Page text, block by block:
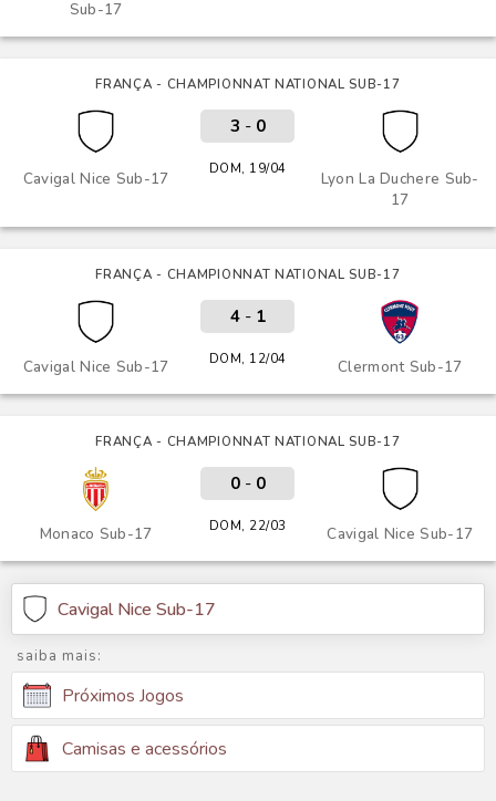
Sub-17
FRANÇA - CHAMPIONNAT NATIONAL SUB-17
Cavigal Nice Sub-17
Lyon La Duchere Sub-
17
3 - 0
DOM, 19/04
FRANÇA - CHAMPIONNAT NATIONAL SUB-17
Cavigal Nice Sub-17 Clermont Sub-17
4- 1
DOM, 12/04
FRANÇA - CHAMPIONNAT NATIONAL SUB-17
Monaco Sub-17 Cavigal Nice Sub-17
0- 0
DOM, 22/03
Cavigal Nice Sub-17
saiba mais:
Próximos Jogos
Camisas e acessórios